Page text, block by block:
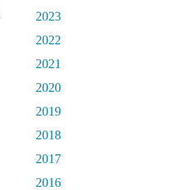
2023
2022
2021
2020
2019
2018
2017
2016